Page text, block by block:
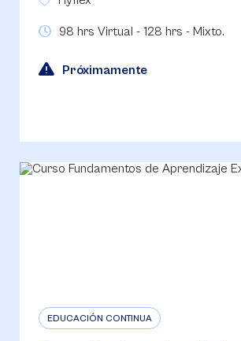
98 hrs Virtual - 128 hrs - Mixto.
Próximamente
EDUCACIÓN CONTINUA